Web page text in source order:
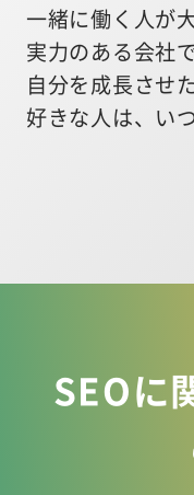
一緒に働く人が
実力のある会社
自分を成長させ
好きな人は、い
SEOに